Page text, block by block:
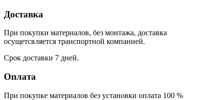
Доставка
При покупки материалов, без монтажа, доставка
осущетсвляется транспортной компанией.
Срок доставки 7 дней.
Оплата
При покупке материалов без установки оплата 100 %